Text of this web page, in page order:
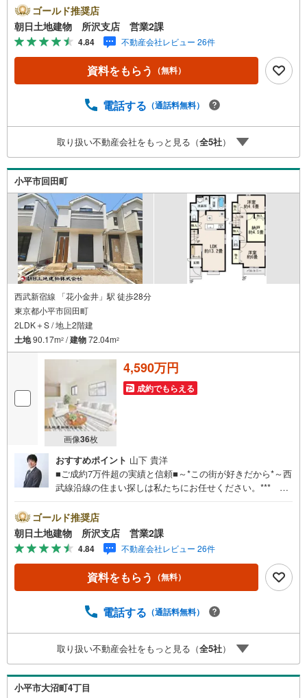
玉・神奈川に展開。豊富な取引データと現場経験をもと
に、お客様一人ひとりに最適なご提案を行っています。
「住宅ローンが不安」「自己資金が少ないけれど購入でき
る？」「住み替えの進め方が分からない」など、購入・売
却に関するお悩みにも有資格スタッフが丁寧に対応。資金
計画の立案から契約・お引渡しまで一貫してサポートいた
件ごとのメリット・注意点をまとめたレポートもご用意し
応。まずはお気軽にご相談ください。■電車でお越しのお客
様は、西武線「所沢駅」西口より徒歩5分■お車でお越しの
お客様は、提携駐車場がございますので弊社営業スタッフ
までお尋ねください。
ゴールド推奨店
朝日土地建物 所沢支店 営業2課
4.84 不動産会社レビュー 26件
資料をもらう （無料）
電話する （通話料無料）
取り扱い不動産会社をもっと見る（全5社）
小平市回田町
西武新宿線 「花小金井」駅 徒歩28分
東京都小平市回田町
2LDK＋S / 地上2階建
土地90.17m2 /建物72.04m2
画像36枚
4,590万円
成約でもらえる
おすすめポイント 山下 貴洋
■ご成約7万件超の実績と信頼■～*この街が好きだから*～西
武線沿線の住まい探しは私たちにお任せください。*** 住
玉・神奈川に展開。豊富な取引データと現場経験をもと
に、お客様一人ひとりに最適なご提案を行っています。
「住宅ローンが不安」「自己資金が少ないけれど購入でき
る？」「住み替えの進め方が分からない」など、購入・売
却に関するお悩みにも有資格スタッフが丁寧に対応。資金
計画の立案から契約・お引渡しまで一貫してサポートいた
件ごとのメリット・注意点をまとめたレポートもご用意し
応。まずはお気軽にご相談ください。■電車でお越しのお客
様は、西武線「所沢駅」西口より徒歩5分■お車でお越しの
お客様は、提携駐車場がございますので弊社営業スタッフ
までお尋ねください。
ゴールド推奨店
朝日土地建物 所沢支店 営業2課
4.84 不動産会社レビュー 26件
資料をもらう （無料）
電話する （通話料無料）
取り扱い不動産会社をもっと見る（全5社）
小平市大沼町4丁目